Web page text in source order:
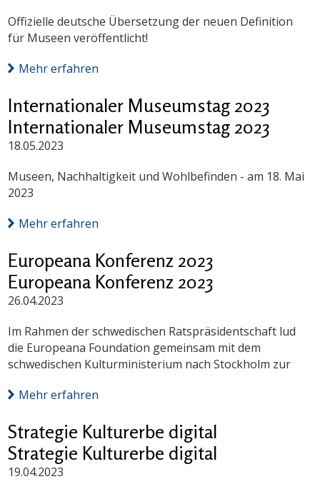
Offizielle deutsche Übersetzung der neuen Definition
für Museen veröffentlicht!
Mehr erfahren
Internationaler Museumstag 2023
Internationaler Museumstag 2023
18.05.2023
Museen, Nachhaltigkeit und Wohlbefinden - am 18. Mai
2023
Mehr erfahren
Europeana Konferenz 2023
Europeana Konferenz 2023
26.04.2023
Im Rahmen der schwedischen Ratspräsidentschaft lud
die Europeana Foundation gemeinsam mit dem
schwedischen Kulturministerium nach Stockholm zur
Mehr erfahren
Strategie Kulturerbe digital
Strategie Kulturerbe digital
19.04.2023